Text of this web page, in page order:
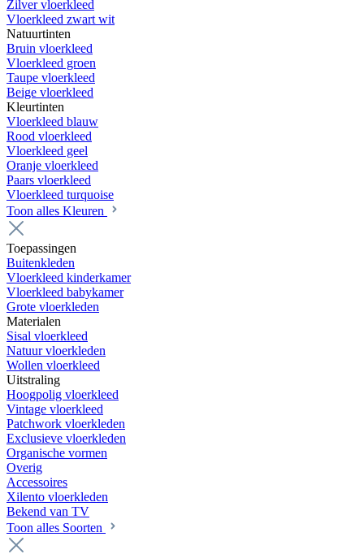
Zilver vloerkleed
Vloerkleed zwart wit
Natuurtinten
Bruin vloerkleed
Vloerkleed groen
Taupe vloerkleed
Beige vloerkleed
Kleurtinten
Vloerkleed blauw
Rood vloerkleed
Vloerkleed geel
Oranje vloerkleed
Paars vloerkleed
Vloerkleed turquoise
Toon alles Kleuren
Toepassingen
Buitenkleden
Vloerkleed kinderkamer
Vloerkleed babykamer
Grote vloerkleden
Materialen
Sisal vloerkleed
Natuur vloerkleden
Wollen vloerkleed
Uitstraling
Hoogpolig vloerkleed
Vintage vloerkleed
Patchwork vloerkleden
Exclusieve vloerkleden
Organische vormen
Overig
Accessoires
Xilento vloerkleden
Bekend van TV
Toon alles Soorten